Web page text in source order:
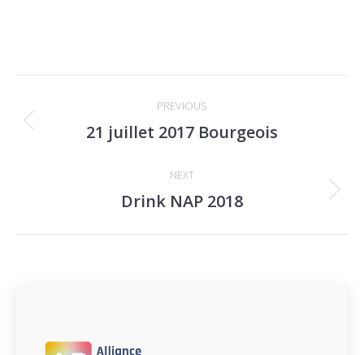
de
commentaire
PREVIOUS
Onglet
21 juillet 2017 Bourgeois
NEXT
Projets
Drink NAP 2018